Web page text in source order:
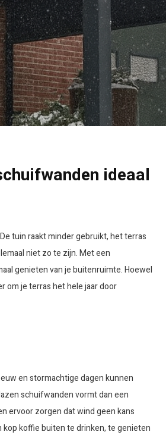
ideaal
tuin raakt minder gebruikt, het terras
niet zo te zijn. Met een
genieten van je buitenruimte. Hoewel
om je terras het hele jaar door
en stormachtige dagen kunnen
schuifwanden vormt dan een
ervoor zorgen dat wind geen kans
koffie buiten te drinken, te genieten